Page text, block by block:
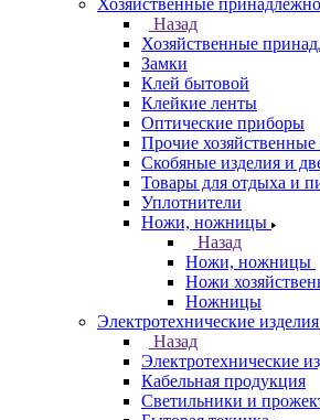
Хозяйственные
Назад
Хозяйственные
Замки
Клей бытовой
Клейкие ленты
Оптические приборы
Прочие
Скобяные изделия и
Товары для отдыха и
Уплотнители
Ножи, ножницы
Назад
Ножи, ножницы
Ножи
Ножницы
Электротехнические изделия
Назад
Электротехнические
Кабельная продукция
Светильники и